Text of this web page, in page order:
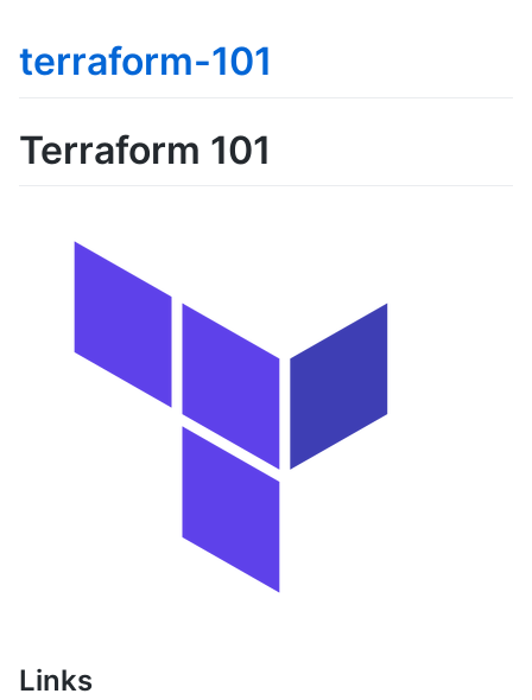
terraform-101
Terraform 101
Links